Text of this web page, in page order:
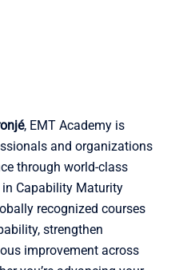
, EMT Academy is
and organizations
through world-class
Capability Maturity
recognized courses
strengthen
improvement across